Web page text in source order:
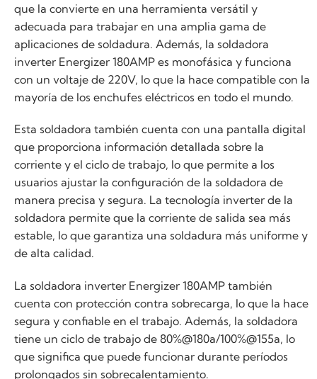
que la convierte en una herramienta versátil y
adecuada para trabajar en una amplia gama de
aplicaciones de soldadura. Además, la soldadora
inverter Energizer 180AMP es monofásica y funciona
con un voltaje de 220V, lo que la hace compatible con la
mayoría de los enchufes eléctricos en todo el mundo.
Esta soldadora también cuenta con una pantalla digital
que proporciona información detallada sobre la
corriente y el ciclo de trabajo, lo que permite a los
usuarios ajustar la configuración de la soldadora de
manera precisa y segura. La tecnología inverter de la
soldadora permite que la corriente de salida sea más
estable, lo que garantiza una soldadura más uniforme y
de alta calidad.
La soldadora inverter Energizer 180AMP también
cuenta con protección contra sobrecarga, lo que la hace
segura y confiable en el trabajo. Además, la soldadora
tiene un ciclo de trabajo de 80%@180a/100%@155a, lo
que significa que puede funcionar durante períodos
prolongados sin sobrecalentamiento.